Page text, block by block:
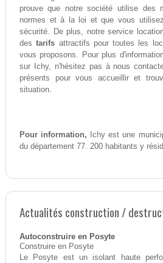
prouve que notre société utilise des
normes et à la loi et que vous
sécurité. De plus, notre service
destarifs attractifs pour toutes les
vous proposons. Pour plus
sur Ichy, n'hésitez pas à nous
présents pour vous accueillir et
situation.
Pour information, Ichy est une
du département 77. 200 habitants y
Actualités construction /
Autoconstruire en Posyte
Construire en Posyte
Le Posyte est un isolant haute